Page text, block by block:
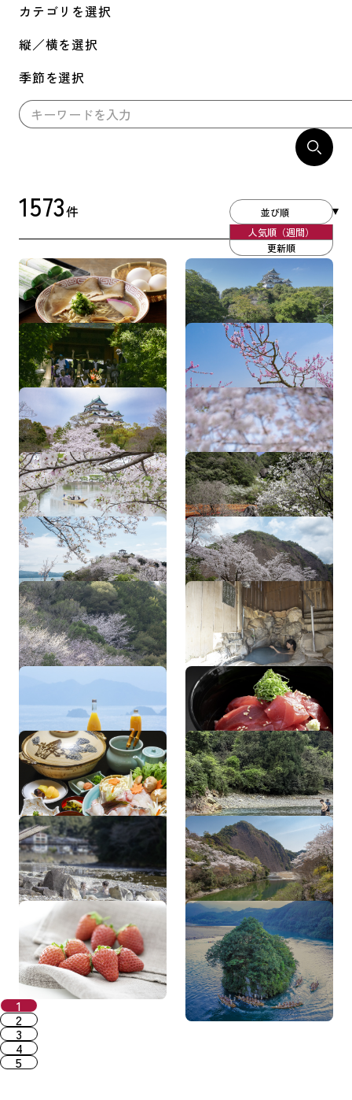
カテゴリを選択
縦／横を選択
季節を選択
1573件
並び順
人気順（週間）
更新順
和歌山ラーメン 和歌山城
和歌祭 桃源郷
和歌山城（桜） 和歌山城（桜）
和歌山城 お堀クルーズ 奇絶峡（桜）
高津子山（桜） 一枚岩（桜）
クマノザクラ
湯の峰温泉 つぼ湯（熊
野本宮温泉郷）
みかんジュース マグロ丼
クエ
川湯温泉（熊野本宮温泉
郷）
川湯温泉（熊野本宮温泉
郷）
一枚岩（桜）
いちご（まりひめ）
御船祭（熊野速玉大社例
大祭）
1
2
3
4
5